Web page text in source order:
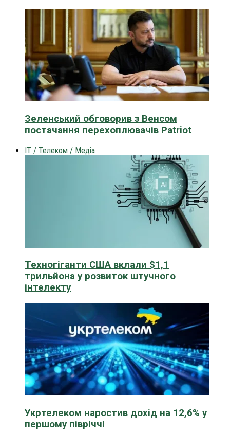
Зеленський обговорив з Венсом
постачання перехоплювачів Patriot
IT / Телеком / Медіа
Техногіганти США вклали $1,1
трильйона у розвиток штучного
інтелекту
Укртелеком наростив дохід на 12,6% у
першому півріччі